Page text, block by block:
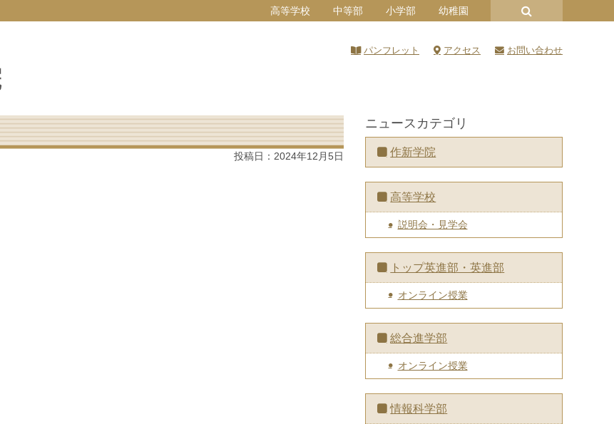
高等学校 中等部 小学部 幼稚園
パンフレット
アクセス お問い合わせ
投稿日： 2024年12月5日
ニュースカテゴリ
作新学院
高等学校
説明会・見学会
トップ英進部・英進部
オンライン授業
総合進学部
オンライン授業
情報科学部